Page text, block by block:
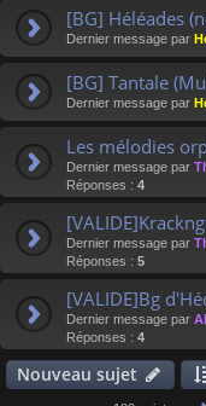
[BG] Héléades
Dernier message par
[BG] Tantale
Dernier message par
Les mélodies
Dernier message par
Réponses : 4
Dernier message par
Réponses : 5
[VALIDE]Bg
Dernier message par
Réponses : 4
Nouveau sujet